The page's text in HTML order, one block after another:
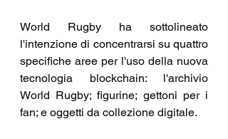
World Rugby ha sottolineato
l'intenzione di concentrarsi su quattro
specifiche aree per l'uso della nuova
tecnologia blockchain: l'archivio
World Rugby; figurine; gettoni per i
fan; e oggetti da collezione digitale.